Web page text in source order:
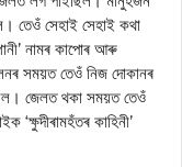
তেওঁ সেহাই সেহাই কথা
নামৰ কাপোৰ আৰু
সময়ত তেওঁ নিজ দোকানৰ
জেলত থকা সময়ত তেওঁ
‘ক্ষুদীৰামহঁতৰ কাহিনী’